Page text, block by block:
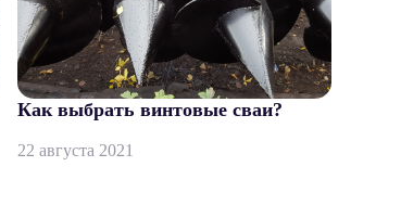
Как выбрать винтовые сваи?
22 августа 2021